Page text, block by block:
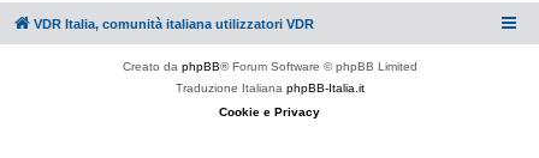
VDR Italia, comunità italiana utilizzatori VDR
Creato da phpBB® Forum Software © phpBB Limited
Traduzione Italiana phpBB-Italia.it
Cookie e Privacy